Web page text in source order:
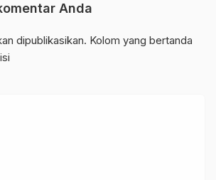
Anda
dipublikasikan. Kolom yang bertanda